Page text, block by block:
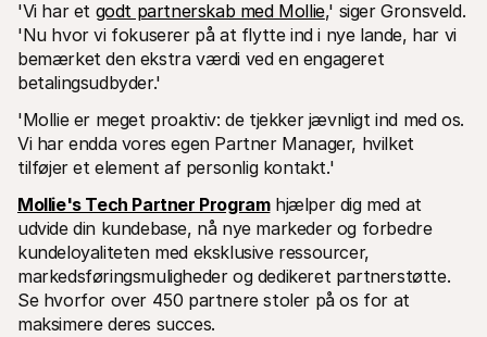
'Vi har et godt partnerskab med Mollie,' siger Gronsveld.
'Nu hvor vi fokuserer på at flytte ind i nye lande, har vi
bemærket den ekstra værdi ved en engageret
betalingsudbyder.'
'Mollie er meget proaktiv: de tjekker jævnligt ind med os.
Vi har endda vores egen Partner Manager, hvilket
tilføjer et element af personlig kontakt.'
Mollie's Tech Partner Program hjælper dig med at
udvide din kundebase, nå nye markeder og forbedre
kundeloyaliteten med eksklusive ressourcer,
markedsføringsmuligheder og dedikeret partnerstøtte.
Se hvorfor over 450 partnere stoler på os for at
maksimere deres succes.